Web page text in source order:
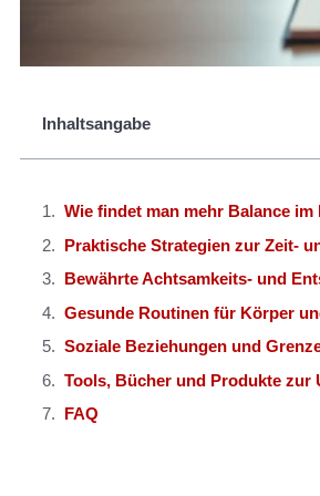
Inhaltsangabe
Wie findet man mehr Balance im
Praktische Strategien zur Zeit-
Bewährte Achtsamkeits- und
Gesunde Routinen für Körper
Soziale Beziehungen und
Tools, Bücher und Produkte zur
FAQ